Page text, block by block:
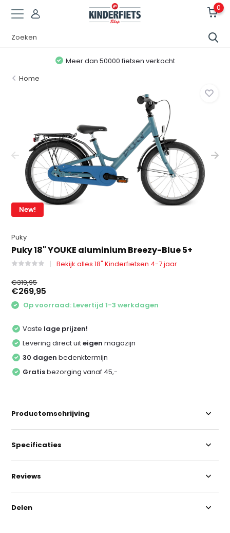
0
Meer dan 50000 fietsen verkocht
Home
New!
Puky
Puky 18" YOUKE aluminium Breezy-Blue 5+
Bekijk alles 18" Kinderfietsen 4-7 jaar
€319,95
€269,95
Op voorraad: Levertijd 1-3 werkdagen
Vaste lage prijzen!
Levering direct uiteigen magazijn
30 dagen bedenktermijn
Gratisbezorging vanaf 45,-
Productomschrijving
Specificaties
Reviews
Delen